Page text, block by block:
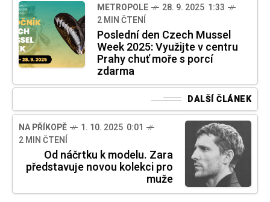
METROPOLE
28. 9. 2025 1:33
2 MIN ČTENÍ
Poslední den Czech Mussel
Week 2025: Využijte v centru
Prahy chuť moře s porcí
zdarma
DALŠÍ ČLÁNEK
NA PŘÍKOPĚ
1. 10. 2025 0:01
2 MIN ČTENÍ
Od náčrtku k modelu. Zara
představuje novou kolekci pro
muže